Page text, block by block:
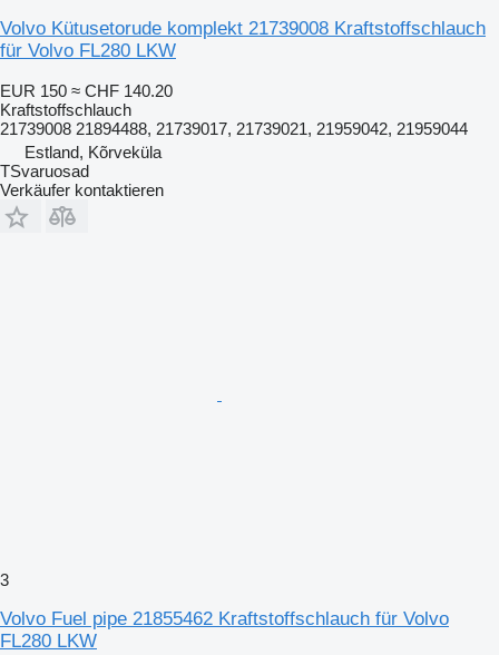
Volvo Kütusetorude komplekt 21739008 Kraftstoffschlauch
für Volvo FL280 LKW
EUR 150 ≈ CHF 140.20
Kraftstoffschlauch
21739008 21894488, 21739017, 21739021, 21959042, 21959044
Estland, Kõrveküla
TSvaruosad
Verkäufer kontaktieren
3
Volvo Fuel pipe 21855462 Kraftstoffschlauch für Volvo
FL280 LKW